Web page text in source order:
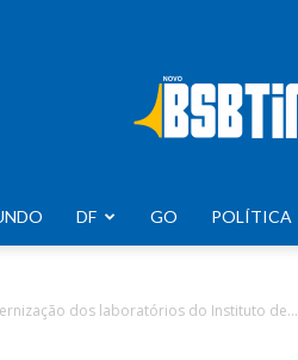
DF GO POLÍTICA
dos laboratórios do Instituto de...